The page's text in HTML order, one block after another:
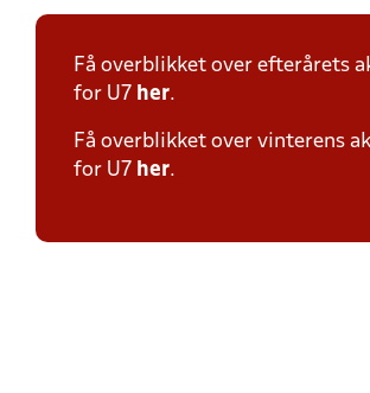
Få overblikket over efterårets
for U7 her.
Få overblikket over vinterens
for U7 her.